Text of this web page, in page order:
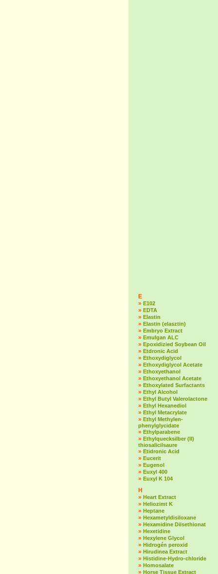
E
» E102
» EDTA
» Elastin
» Elastin (elasztin)
» Embryo Extract
» Emulgan ALC
» Epoxidizied Soybean Oil
» Etdronic Acid
» Ethoxydiglycol
» Ethoxydiglycol Acetate
» Ethoxyethanol
» Ethoxyethanol Acetate
» Ethoxylated Surfactants
» Ethyl Alcohol
» Ethyl Butyl Valerolactone
» Ethyl Hexanediol
» Ethyl Metacrylate
» Ethyl Methylen-
phenylglycidate
» Ethylparabene
» Ethylquecksilber (II)
thiosalicilsaure
» Etidronic Acid
» Eucerit
» Eugenol
» Euxyl 400
» Euxyl K 104
H
» Heart Extract
» Heliozimt K
» Heptane
» Hexametyldisiloxane
» Hexamidine Diisethionat
» Hexetidine
» Hexylene Glycol
» Hidrogén peroxid
» Hirudinea Extract
» Histidine-Hydro-chloride
» Homosalate
» Horse Tissue Extract